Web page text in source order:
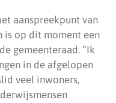
aanspreekpunt van
is op dit moment een
gemeenteraad. “Ik
in de afgelopen
veel inwoners,